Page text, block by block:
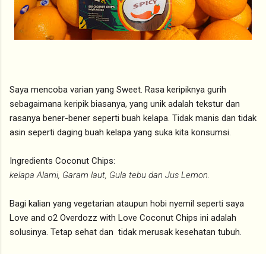
Saya mencoba varian yang Sweet. Rasa keripiknya gurih
sebagaimana keripik biasanya, yang unik adalah tekstur dan
rasanya bener-bener seperti buah kelapa. Tidak manis dan tidak
asin seperti daging buah kelapa yang suka kita konsumsi.
Ingredients Coconut Chips:
kelapa Alami, Garam laut, Gula tebu dan Jus Lemon.
Bagi kalian yang vegetarian ataupun hobi nyemil seperti saya
Love and o2 Overdozz with Love Coconut Chips ini adalah
solusinya. Tetap sehat dan tidak merusak kesehatan tubuh.